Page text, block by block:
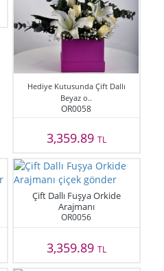
Hediye Kutusunda Çift Dallı
Beyaz o..
OR0058
3,359.89 TL
Çift Dallı Fuşya Orkide
Arajmanı
OR0056
3,359.89 TL